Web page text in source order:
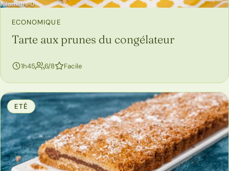
ECONOMIQUE
Tarte aux prunes du congélateur
1h45 6/8personnes
Facile
ETÉ